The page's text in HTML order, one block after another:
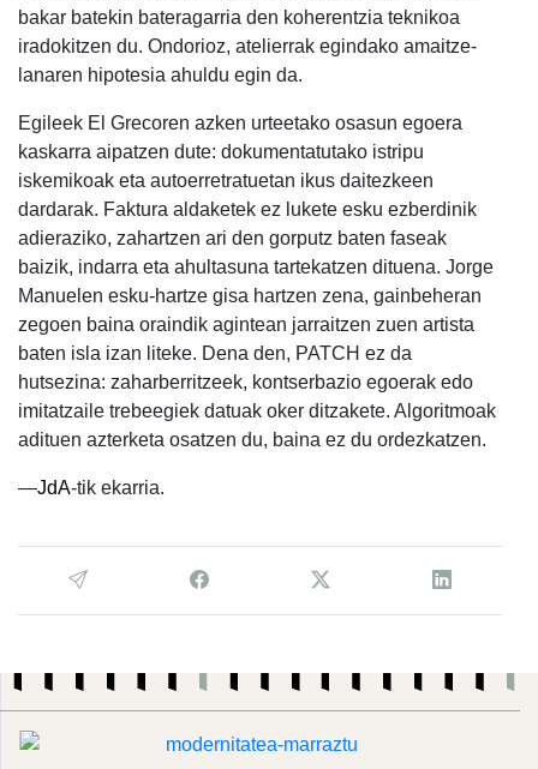
bakar batekin bateragarria den koherentzia teknikoa
iradokitzen du. Ondorioz, atelierrak egindako amaitze-
lanaren hipotesia ahuldu egin da.
Egileek El Grecoren azken urteetako osasun egoera
kaskarra aipatzen dute: dokumentatutako istripu
iskemikoak eta autoerretratuetan ikus daitezkeen
dardarak. Faktura aldaketek ez lukete esku ezberdinik
adieraziko, zahartzen ari den gorputz baten faseak
baizik, indarra eta ahultasuna tartekatzen dituena. Jorge
Manuelen esku-hartze gisa hartzen zena, gainbeheran
zegoen baina oraindik agintean jarraitzen zuen artista
baten isla izan liteke. Dena den, PATCH ez da
hutsezina: zaharberritzeek, kontserbazio egoerak edo
imitatzaile trebeegiek datuak oker ditzakete. Algoritmoak
adituen azterketa osatzen du, baina ez du ordezkatzen.
—JdA-tik ekarria.